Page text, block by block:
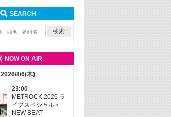
SEARCH
NOW ON AIR
2026/8/6(木)
23:00
METROCK 2026 ラ
イブスペシャル＜
NEW BEAT